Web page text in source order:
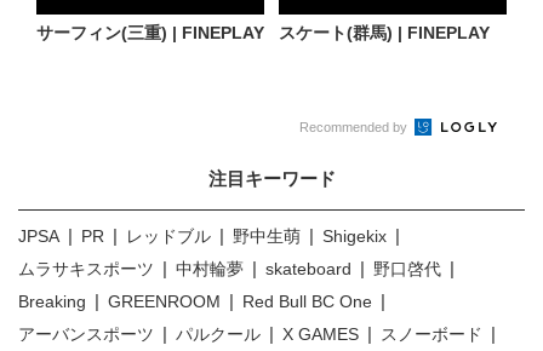
サーフィン(三重) | FINEPLAY スケート(群馬) | FINEPLAY
Recommended by
注目キーワード
JPSA PR レッドブル 野中生萌
Shigekix
ムラサキスポーツ
中村輪夢 skateboard
野口啓代
Breaking
GREENROOM
Red Bull BC One
アーバンスポーツ
パルクール X GAMES
スノーボード